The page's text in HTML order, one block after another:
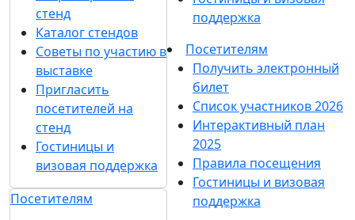
стенд
Каталог стендов
Советы по участию в
выставке
Пригласить
посетителей на
стенд
Гостиницы и
визовая поддержка
Посетителям
поддержка
Посетителям
Получить электронный
билет
Список участников 2026
Интерактивный план
2025
Правила посещения
Гостиницы и визовая
поддержка